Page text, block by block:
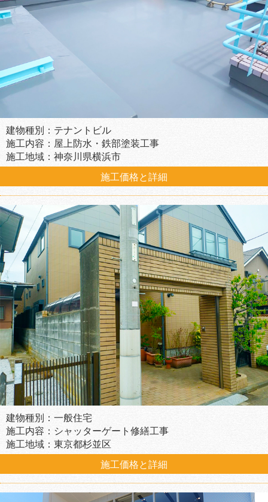
建物種別：テナントビル
施工内容：屋上防水・鉄部塗装工事
施工地域：神奈川県横浜市
施工価格と詳細
建物種別：一般住宅
施工内容：シャッターゲート修繕工事
施工地域：東京都杉並区
施工価格と詳細